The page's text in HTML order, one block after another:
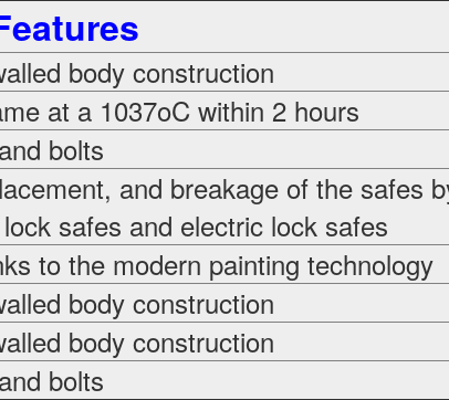
body construction
at a 1037oC within 2 hours
bolts
and breakage of the safes
safes and electric lock safes
to the modern painting technology
body construction
body construction
bolts